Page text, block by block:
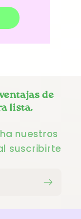
de
lista.
nuestros
suscribirte